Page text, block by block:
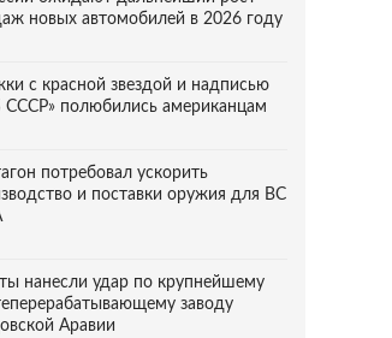
новых автомобилей в 2026 году
с красной звездой и надписью
СССР» полюбились американцам
потребовал ускорить
и поставки оружия для ВС
нанесли удар по крупнейшему
заводу
Аравии